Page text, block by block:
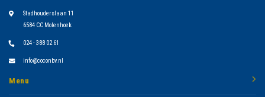
Stadhouderslaan 11
6584 CC Molenhoek
024 - 388 02 61
info@coconbv.nl
Menu